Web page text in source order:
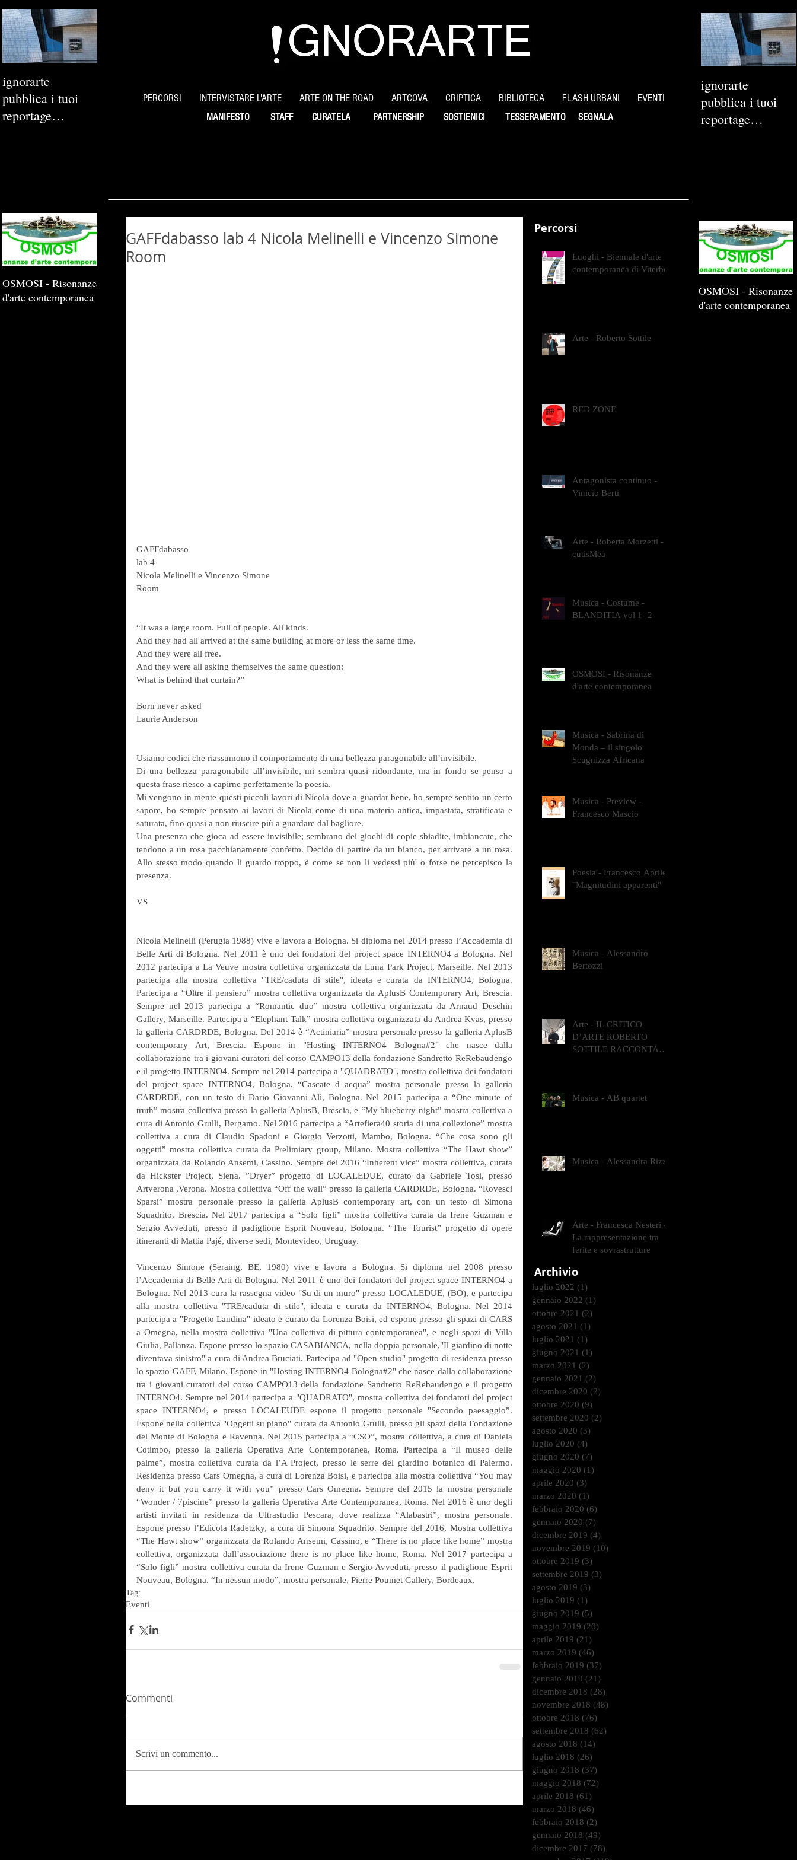
ignorarte
pubblica i tuoi
reportage
PERCORSI INTERVISTARE L'ARTE ARTE ON THE ROAD ARTCOVA CRIPTICA BIBLIOTECA FLASH URBANI EVENTI
MANIFESTO STAFF CURATELA PARTNERSHIP SOSTIENICI SEGNALA
TESSERAMENTO
ignorarte
pubblica i tuoi
reportage
GAFFdabasso lab 4 Nicola Melinelli e Vincenzo Simone
Room
GAFFdabasso
lab 4
Nicola Melinelli e Vincenzo Simone
Room
“It was a large room. Full of people. All kinds.
And they had all arrived at the same building at more or less the same time.
And they were all free.
And they were all asking themselves the same question:
What is behind that curtain?”
Born never asked
Laurie Anderson
Usiamo codici che riassumono il comportamento di una bellezza paragonabile all’invisibile.
Di una bellezza paragonabile all’invisibile, mi sembra quasi ridondante, ma in fondo se penso a
questa frase riesco a capirne perfettamente la poesia.
Mi vengono in mente questi piccoli lavori di Nicola dove a guardar bene, ho sempre sentito un certo
sapore, ho sempre pensato ai lavori di Nicola come di una materia antica, impastata, stratificata e
saturata, fino quasi a non riuscire più a guardare dal bagliore.
Una presenza che gioca ad essere invisibile; sembrano dei giochi di copie sbiadite, imbiancate, che
tendono a un rosa pacchianamente confetto. Decido di partire da un bianco, per arrivare a un rosa.
Allo stesso modo quando li guardo troppo, è come se non li vedessi più' o forse ne percepisco la
presenza.
VS
Nicola Melinelli (Perugia 1988) vive e lavora a Bologna. Si diploma nel 2014 presso l’Accademia di
Belle Arti di Bologna. Nel 2011 è uno dei fondatori del project space INTERNO4 a Bologna. Nel
2012 partecipa a La Veuve mostra collettiva organizzata da Luna Park Project, Marseille. Nel 2013
partecipa alla mostra collettiva "TRE/caduta di stile", ideata e curata da INTERNO4, Bologna.
Partecipa a “Oltre il pensiero” mostra collettiva organizzata da AplusB Contemporary Art, Brescia.
Sempre nel 2013 partecipa a “Romantic duo” mostra collettiva organizzata da Arnaud Deschin
Gallery, Marseille. Partecipa a “Elephant Talk” mostra collettiva organizzata da Andrea Kvas, presso
la galleria CARDRDE, Bologna. Del 2014 è “Actiniaria” mostra personale presso la galleria AplusB
contemporary Art, Brescia. Espone in "Hosting INTERNO4 Bologna#2" che nasce dalla
collaborazione tra i giovani curatori del corso CAMPO13 della fondazione Sandretto ReRebaudengo
e il progetto INTERNO4. Sempre nel 2014 partecipa a "QUADRATO", mostra collettiva dei fondatori
del project space INTERNO4, Bologna. “Cascate d acqua” mostra personale presso la galleria
CARDRDE, con un testo di Dario Giovanni Alì, Bologna. Nel 2015 partecipa a “One minute of
truth” mostra collettiva presso la galleria AplusB, Brescia, e “My blueberry night” mostra collettiva a
cura di Antonio Grulli, Bergamo. Nel 2016 partecipa a “Artefiera40 storia di una collezione” mostra
collettiva a cura di Claudio Spadoni e Giorgio Verzotti, Mambo, Bologna. “Che cosa sono gli
oggetti” mostra collettiva curata da Prelimiary group, Milano. Mostra collettiva “The Hawt show”
organizzata da Rolando Ansemi, Cassino. Sempre del 2016 “Inherent vice” mostra collettiva, curata
da Hickster Project, Siena. ”Dryer” progetto di LOCALEDUE, curato da Gabriele Tosi, presso
Artverona ,Verona. Mostra collettiva “Off the wall” presso la galleria CARDRDE, Bologna. “Rovesci
Sparsi” mostra personale presso la galleria AplusB contemporary art, con un testo di Simona
Squadrito, Brescia. Nel 2017 partecipa a “Solo figli” mostra collettiva curata da Irene Guzman e
Sergio Avveduti, presso il padiglione Esprit Nouveau, Bologna. “The Tourist” progetto di opere
itineranti di Mattia Pajé, diverse sedi, Montevideo, Uruguay.
Vincenzo Simone (Seraing, BE, 1980) vive e lavora a Bologna. Si diploma nel 2008 presso
l’Accademia di Belle Arti di Bologna. Nel 2011 è uno dei fondatori del project space INTERNO4 a
Bologna. Nel 2013 cura la rassegna video "Su di un muro" presso LOCALEDUE, (BO), e partecipa
alla mostra collettiva "TRE/caduta di stile", ideata e curata da INTERNO4, Bologna. Nel 2014
partecipa a "Progetto Landina" ideato e curato da Lorenza Boisi, ed espone presso gli spazi di CARS
a Omegna, nella mostra collettiva "Una collettiva di pittura contemporanea", e negli spazi di Villa
Giulia, Pallanza. Espone presso lo spazio CASABIANCA, nella doppia personale,"Il giardino di notte
diventava sinistro" a cura di Andrea Bruciati. Partecipa ad "Open studio" progetto di residenza presso
lo spazio GAFF, Milano. Espone in "Hosting INTERNO4 Bologna#2" che nasce dalla collaborazione
tra i giovani curatori del corso CAMPO13 della fondazione Sandretto ReRebaudengo e il progetto
INTERNO4. Sempre nel 2014 partecipa a "QUADRATO", mostra collettiva dei fondatori del project
space INTERNO4, e presso LOCALEUDE espone il progetto personale "Secondo paesaggio”.
Espone nella collettiva "Oggetti su piano" curata da Antonio Grulli, presso gli spazi della Fondazione
del Monte di Bologna e Ravenna. Nel 2015 partecipa a “CSO”, mostra collettiva, a cura di Daniela
Cotimbo, presso la galleria Operativa Arte Contemporanea, Roma. Partecipa a “Il museo delle
palme”, mostra collettiva curata da l’A Project, presso le serre del giardino botanico di Palermo.
Residenza presso Cars Omegna, a cura di Lorenza Boisi, e partecipa alla mostra collettiva “You may
deny it but you carry it with you” presso Cars Omegna. Sempre del 2015 la mostra personale
“Wonder / 7piscine” presso la galleria Operativa Arte Contemporanea, Roma. Nel 2016 è uno degli
artisti invitati in residenza da Ultrastudio Pescara, dove realizza “Alabastri”, mostra personale.
Espone presso l’Edicola Radetzky, a cura di Simona Squadrito. Sempre del 2016, Mostra collettiva
“The Hawt show” organizzata da Rolando Ansemi, Cassino, e “There is no place like home” mostra
collettiva, organizzata dall’associazione there is no place like home, Roma. Nel 2017 partecipa a
“Solo figli” mostra collettiva curata da Irene Guzman e Sergio Avveduti, presso il padiglione Esprit
Nouveau, Bologna. “In nessun modo”, mostra personale, Pierre Poumet Gallery, Bordeaux.
Tag:
Eventi
Commenti
Scrivi un commento...
Percorsi
Luoghi - Biennale d'arte
contemporanea di Viterbo
Arte - Roberto Sottile
RED ZONE
Antagonista continuo -
Vinicio Berti
Arte - Roberta Morzetti -
cutisMea
Musica - Costume -
BLANDITIA vol 1- 2
OSMOSI - Risonanze
d'arte contemporanea
Musica - Sabrina di
Monda – il singolo
Scugnizza Africana
Musica - Preview -
Francesco Mascio
Poesia - Francesco Aprile -
"Magnitudini apparenti"
Musica - Alessandro
Bertozzi
Arte - IL CRITICO
D’ARTE ROBERTO
SOTTILE RACCONTA
Musica - AB quartet
Musica - Alessandra Rizzo
Arte - Francesca Nesteri -
La rappresentazione tra
ferite e sovrastrutture
Archivio
luglio 2022 (1)
gennaio 2022 (1)
ottobre 2021 (2)
agosto 2021 (1)
luglio 2021 (1)
giugno 2021 (1)
marzo 2021 (2)
gennaio 2021 (2)
dicembre 2020 (2)
ottobre 2020 (9)
settembre 2020 (2)
agosto 2020 (3)
luglio 2020 (4)
giugno 2020 (7)
maggio 2020 (1)
aprile 2020 (3)
marzo 2020 (1)
febbraio 2020 (6)
gennaio 2020 (7)
dicembre 2019 (4)
novembre 2019 (10)
ottobre 2019 (3)
settembre 2019 (3)
agosto 2019 (3)
luglio 2019 (1)
giugno 2019 (5)
maggio 2019 (20)
aprile 2019 (21)
marzo 2019 (46)
febbraio 2019 (37)
gennaio 2019 (21)
dicembre 2018 (28)
novembre 2018 (48)
ottobre 2018 (76)
settembre 2018 (62)
agosto 2018 (14)
luglio 2018 (26)
giugno 2018 (37)
maggio 2018 (72)
aprile 2018 (61)
marzo 2018 (46)
febbraio 2018 (2)
gennaio 2018 (49)
dicembre 2017 (78)
OSMOSI - Risonanze
d'arte contemporanea
OSMOSI - Risonanze
d'arte contemporanea